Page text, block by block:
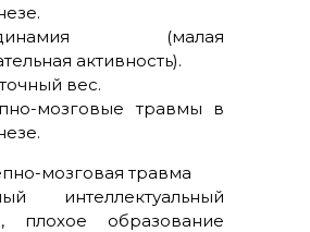
(малая
активность).
вес.
мозговые травмы в
интеллектуальный
плохое образование